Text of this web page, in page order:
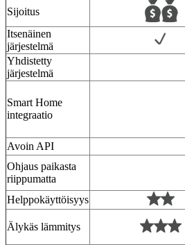
Sijoitus
Itsenäinen
järjestelmä
Yhdistetty
järjestelmä
Smart Home
integraatio
Avoin API
Ohjaus paikasta
riippumatta
Helppokäyttöisyys
Älykäs lämmitys